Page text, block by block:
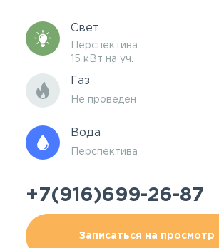
Свет
Перспектива
15 кВт на уч.
Газ
Не проведен
Вода
Перспектива
+7(916)699-26-87
Записаться на просмотр